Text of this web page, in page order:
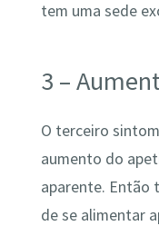
tem uma sede
3 –
O terceiro
aumento do
aparente. Então
de se alimentar